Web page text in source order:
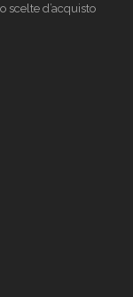
d’acquisto